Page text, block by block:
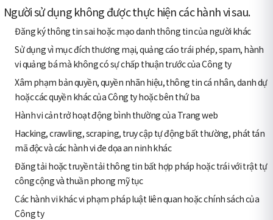
Người sử dụng không được thực hiện các hành vi sau.
Đăng ký thông tin sai hoặc mạo danh thông tin của người khác
Sử dụng vì mục đích thương mại, quảng cáo trái phép, spam, hành
vi quảng bá mà không có sự chấp thuận trước của Công ty
Xâm phạm bản quyền, quyền nhãn hiệu, thông tin cá nhân, danh dự
hoặc các quyền khác của Công ty hoặc bên thứ ba
Hành vi cản trở hoạt động bình thường của Trang web
Hacking, crawling, scraping, truy cập tự động bất thường, phát tán
mã độc và các hành vi đe dọa an ninh khác
Đăng tải hoặc truyền tải thông tin bất hợp pháp hoặc trái với trật tự
công cộng và thuần phong mỹ tục
Các hành vi khác vi phạm pháp luật liên quan hoặc chính sách của
Công ty